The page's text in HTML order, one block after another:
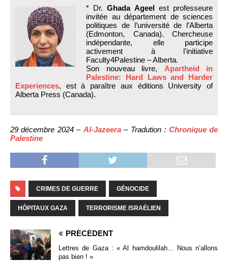
* Dr.Ghada Ageel est professeure
invitée au département de sciences
politiques de l’université de l’Alberta
(Edmonton, Canada). Chercheuse
indépendante, elle participe
activement à l'initiative
Faculty4Palestine – Alberta.
Son nouveau livre, Apartheid in
Palestine: Hard Laws and Harder
Experiences, est à paraître aux éditions University of
Alberta Press (Canada).
29 décembre 2024 – Al-Jazeera– Tradution : Chronique de
Palestine
CRIMES DE GUERRE GÉNOCIDE
HÔPITAUX GAZA TERRORISME ISRAÉLIEN
PRÉCÉDENT
Lettres de Gaza : « Al hamdoulilah… Nous n’allons
pas bien ! »